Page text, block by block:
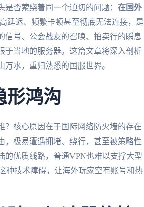
否萦绕着同一个迫切的问题： 在国外
延迟、频繁卡顿甚至彻底无法连接，是
信号、公会战友的召唤、拍卖行的瞬息
于当地的服务器。这篇文章将深入剖析
水，重归熟悉的国服世界。
形鸿沟
？核心原因在于国际网络防火墙的存在
，极易遭遇拥堵、绕行，甚至被策略性
的优质线路，普通VPN也难以支撑大型
种技术障碍，让海外玩家空有账号和热